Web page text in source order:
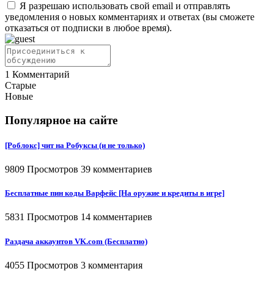
Я разрешаю использовать свой email и отправлять
уведомления о новых комментариях и ответах (вы cможете
отказаться от подписки в любое время).
1 Комментарий
Старые
Новые
Популярное на сайте
[Роблокс] чит на Робуксы (и не только)
9809 Просмотров 39 комментариев
Бесплатные пин коды Варфейс [На оружие и кредиты в игре]
5831 Просмотров 14 комментариев
Раздача аккаунтов VK.com (Бесплатно)
4055 Просмотров 3 комментария